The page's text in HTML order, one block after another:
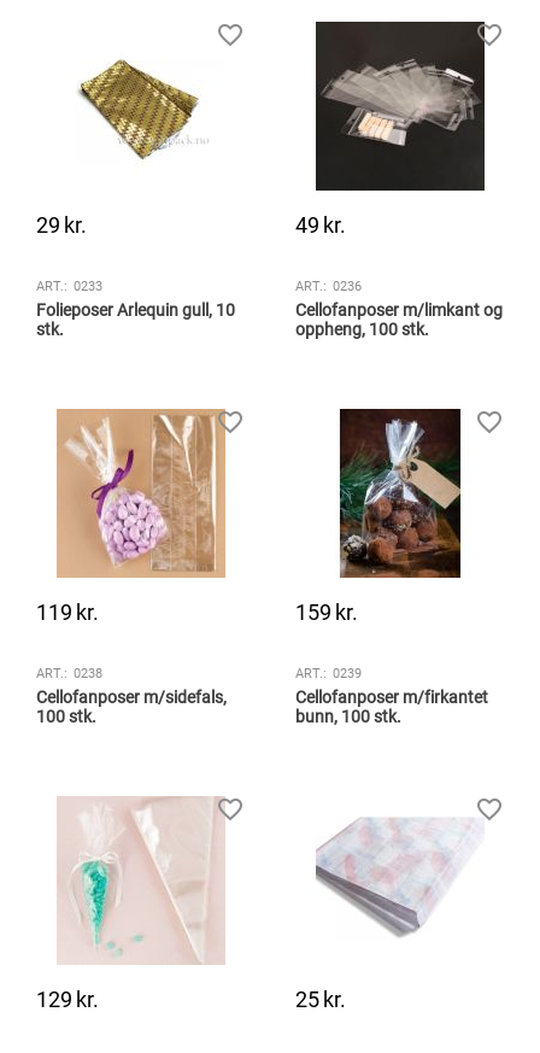
29 kr.
ART.: 0233
Folieposer Arlequin gull, 10
stk.
49 kr.
ART.: 0236
Cellofanposer m/limkant og
oppheng, 100 stk.
119 kr.
ART.: 0238
Cellofanposer m/sidefals,
100 stk.
159 kr.
ART.: 0239
Cellofanposer m/firkantet
bunn, 100 stk.
129 kr. 25kr.